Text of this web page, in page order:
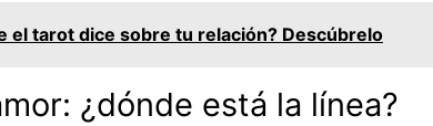
el tarot dice sobre tu relación? Descúbrelo
¿dónde está la línea?